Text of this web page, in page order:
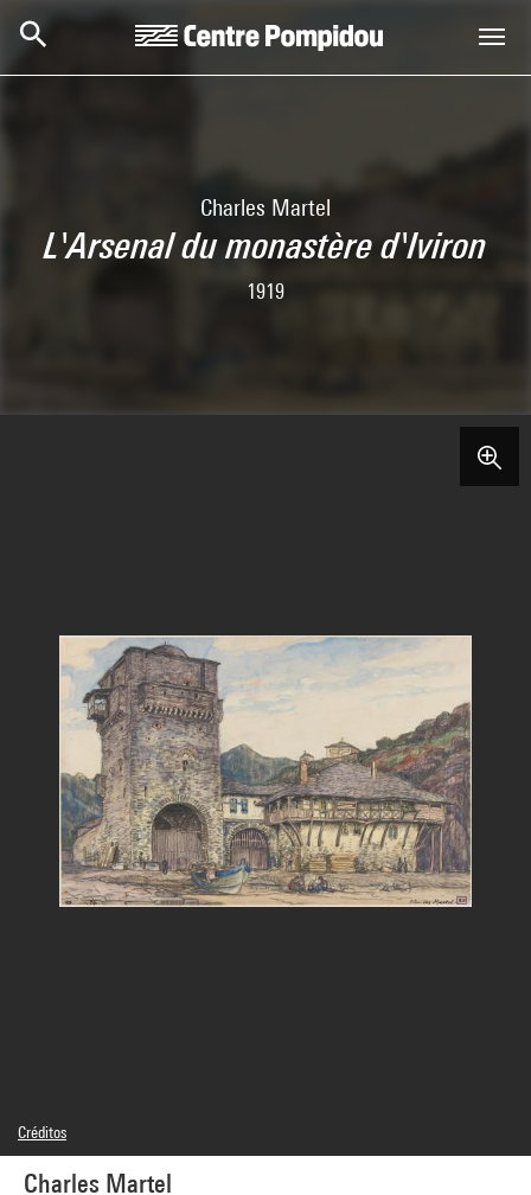
Skip to main content
Centre Pompidou
Charles Martel
L'Arsenal du monastère d'Iviron
1919
Charles Martel
Créditos
Domaine public
Créditos fotográficos : Centre Pompidou, MNAM-CCI/Bertrand Prévost/Dist.